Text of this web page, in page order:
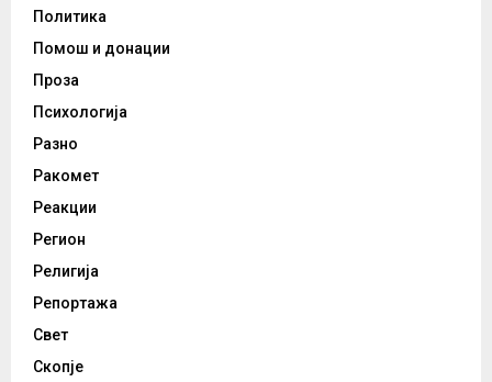
Политика
Помош и донации
Проза
Психологија
Разно
Ракомет
Реакции
Регион
Религија
Репортажа
Свет
Скопје